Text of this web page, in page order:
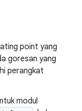
point yang
goresan yang
perangkat
modul